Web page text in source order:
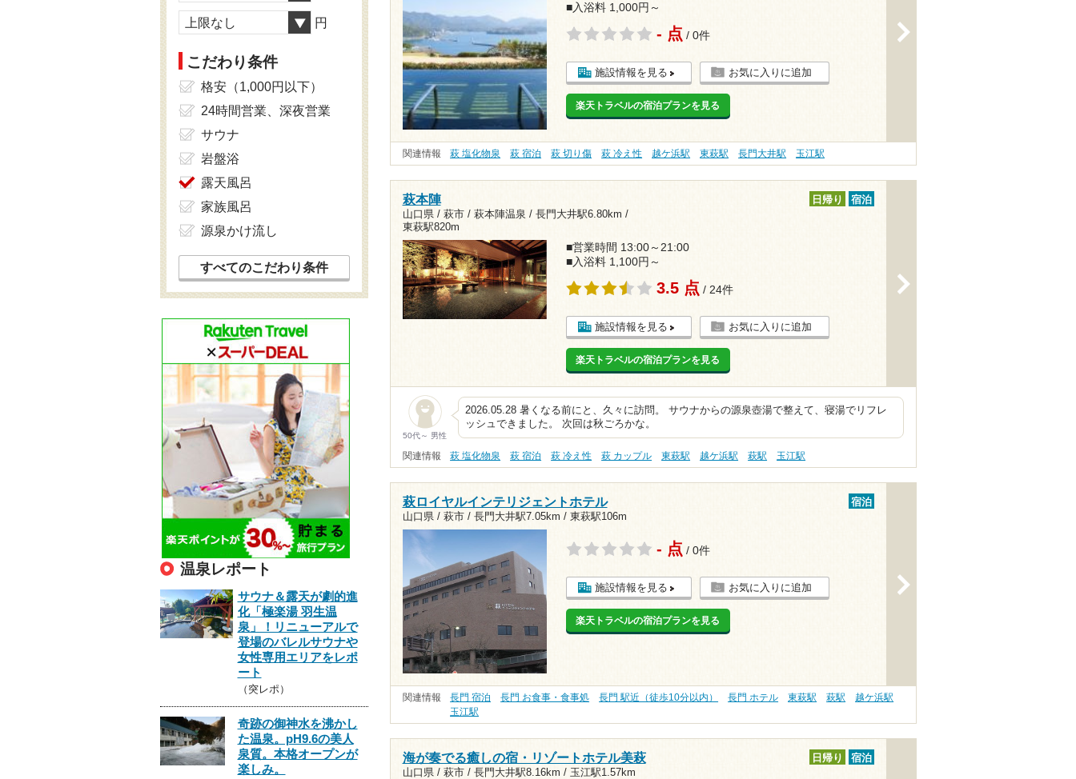
■入浴料 1,000円～
- 点 / 0件
施設情報を見る お気に入りに追加
楽天トラベルの宿泊プランを見る
関連情報 萩 塩化物泉 萩 宿泊 萩 切り傷 萩 冷え性 越ケ浜駅 東萩駅 長門大井駅 玉江駅
萩本陣
山口県 / 萩市 / 萩本陣温泉 / 長門大井駅6.80km /
東萩駅820m
日帰り 宿泊
■営業時間 13:00～21:00
■入浴料 1,100円～
3.5 点 / 24件
施設情報を見る お気に入りに追加
楽天トラベルの宿泊プランを見る
50代～ 男性
2026.05.28 暑くなる前にと、久々に訪問。 サウナからの源泉壺湯で整えて、寝湯でリフレ
ッシュできました。 次回は秋ごろかな。
関連情報 萩 塩化物泉 萩 宿泊 萩 冷え性 萩 カップル 東萩駅 越ケ浜駅 萩駅 玉江駅
萩ロイヤルインテリジェントホテル
山口県 / 萩市 / 長門大井駅7.05km / 東萩駅106m
宿泊
- 点 / 0件
施設情報を見る お気に入りに追加
楽天トラベルの宿泊プランを見る
関連情報 長門 宿泊 長門 お食事・食事処 長門 駅近（徒歩10分以内） 長門 ホテル 東萩駅 萩駅
越ケ浜駅
玉江駅
海が奏でる癒しの宿・リゾートホテル美萩
山口県 / 萩市 / 長門大井駅8.16km / 玉江駅1.57km
日帰り 宿泊
上限なし 円
こだわり条件
格安（1,000円以下）
24時間営業、深夜営業
サウナ
岩盤浴
露天風呂
家族風呂
源泉かけ流し
すべてのこだわり条件
温泉レポート
サウナ＆露天が劇的進
化「極楽湯 羽生温
泉」！リニューアルで
登場のバレルサウナや
女性専用エリアをレポ
ート
（突レポ）
奇跡の御神水を沸かし
た温泉。pH9.6の美人
泉質。本格オープンが
楽しみ。